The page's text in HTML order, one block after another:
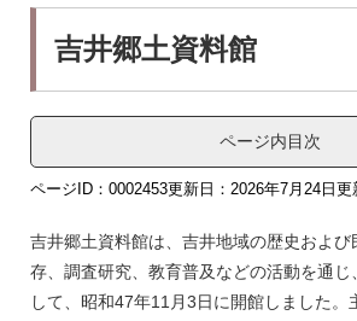
吉井郷土資料館
ページ内目次
ページID：0002453更新日：2026年7月24日更
吉井郷土資料館は、吉井地域の歴史および
存、調査研究、教育普及などの活動を通じ
して、昭和47年11月3日に開館しました。